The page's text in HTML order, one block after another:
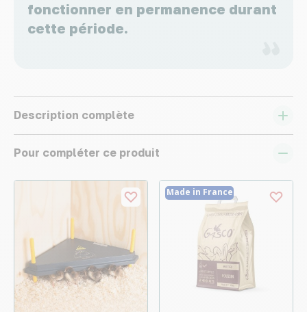
fonctionner en permanence durant
cette période.
Description complète
Pour compléter ce produit
Made in France